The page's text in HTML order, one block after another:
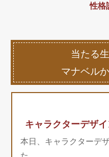
性格
当たる
マナベル
キャラクターデザ
本日、キャラクターデ